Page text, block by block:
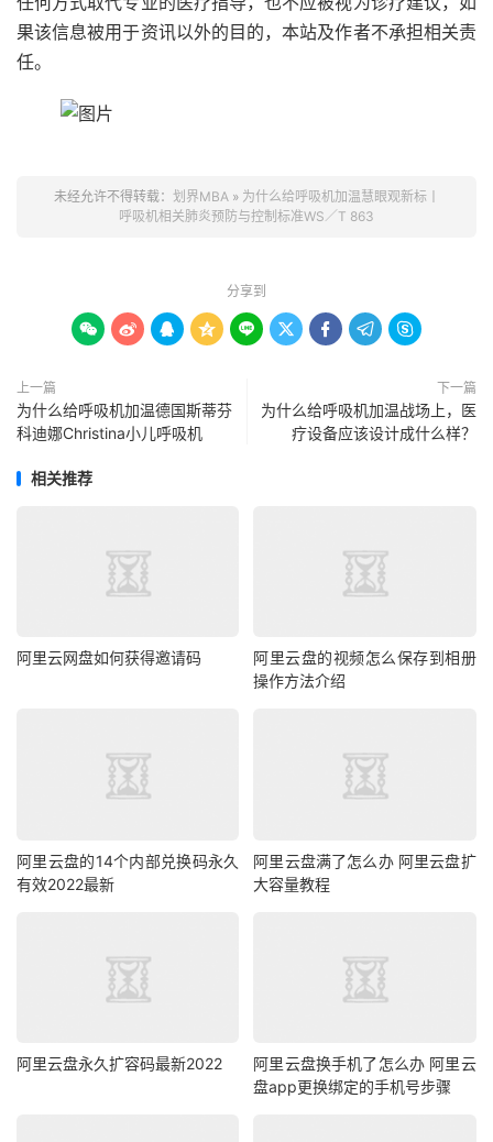
果该信息被用于资讯以外的目的，本站及作者不承担相关责
任。
未经允许不得转载： 划界MBA» 为什么给呼吸机加温慧眼观新标丨
呼吸机相关肺炎预防与控制标准WS／T 863
分享到
        
上一篇
为什么给呼吸机加温德国斯蒂芬
科迪娜Christina小儿呼吸机
下一篇
为什么给呼吸机加温战场上，医
疗设备应该设计成什么样？
相关推荐
阿里云网盘如何获得邀请码
阿里云盘的视频怎么保存到相册
操作方法介绍
阿里云盘的14个内部兑换码永久
有效2022最新
阿里云盘满了怎么办 阿里云盘扩
大容量教程
阿里云盘永久扩容码最新2022
阿里云盘换手机了怎么办 阿里云
盘app更换绑定的手机号步骤